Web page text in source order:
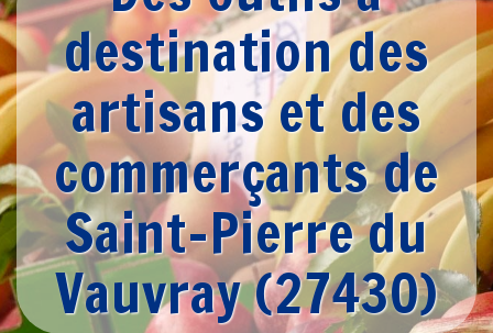
destination des
artisans et des
commerçants de
Saint-Pierre du
Vauvray (27430)